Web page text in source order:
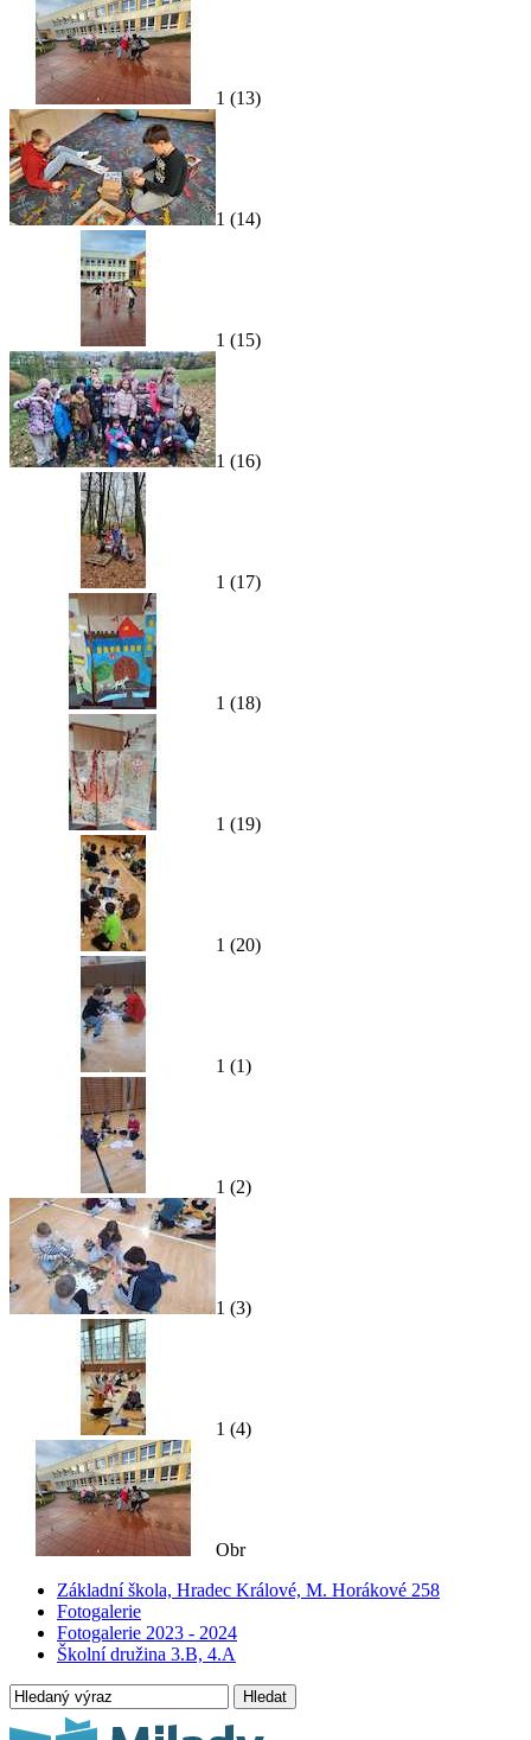
1 (13)
1 (14)
1 (15)
1 (16)
1 (17)
1 (18)
1 (19)
1 (20)
1 (1)
1 (2)
1 (3)
1 (4)
Obr
Základní škola, Hradec Králové, M. Horákové 258
Fotogalerie
Fotogalerie 2023 - 2024
Školní družina 3.B, 4.A
Hledat